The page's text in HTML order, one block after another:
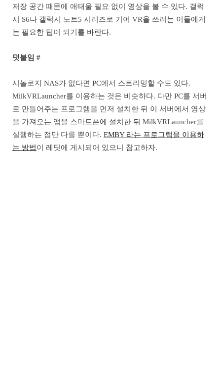
저장 공간 때문에 애태울 필요 없이 영상을 볼 수 있다. 갤럭
시 S6나 갤럭시 노트5 시리즈로 기어 VR을 쓰려는 이들에게
는 필요한 팁이 되기를 바란다.
덧붙임 #
시놀로지 NAS가 없다면 PC에서 스트리밍할 수도 있다.
MilkVRLauncher를 이용하는 것은 비슷하다. 다만 PC를 서버
로 만들어주는 프로그램을 먼저 설치한 뒤 이 서버에서 영상
을 가져오는 앱을 스마트폰에 설치한 뒤 MilkVRLauncher를
실행하는 점만 다를 뿐이다. EMBY 라는 프로그램을 이용하
는 방법이 레딧에 게시되어 있으니 참고하자.